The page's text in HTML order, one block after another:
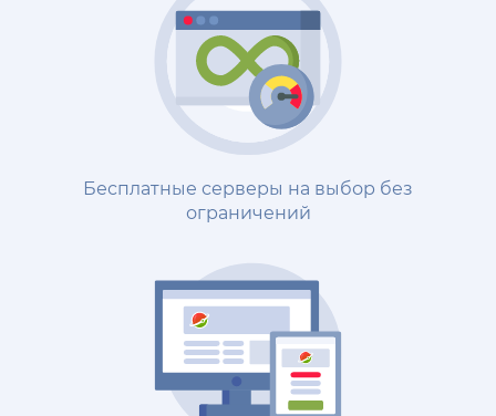
Бесплатные серверы на выбор без
ограничений